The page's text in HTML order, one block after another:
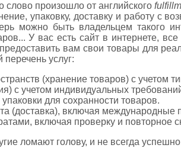
произошло от английского
упаковку, доставку и работу с
можно быть владельцем такого
У вас есть сайт в интернете,
вам свои товары для
услуг:
(хранение товаров) с учетом
с учетом индивидуальных
для сохранности товаров.
(доставка), включая международные
включая проверку и повторное
ломают голову, и не всегда